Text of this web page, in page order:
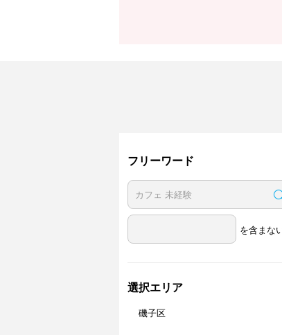
フリーワード
を含まな
選択エリア
磯子区